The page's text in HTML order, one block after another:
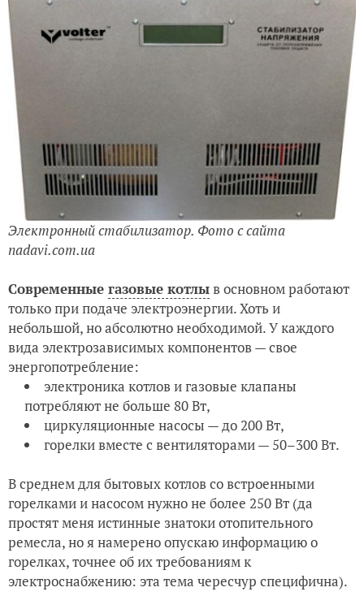
Электронный стабилизатор. Фото с сайта
nadavi.com.ua
Современные газовые котлыв основном работают
только при подаче электроэнергии. Хоть и
небольшой, но абсолютно необходимой. У каждого
вида электрозависимых компонентов — свое
энергопотребление:
электроника котлов и газовые клапаны
потребляют не больше 80 Вт,
циркуляционные насосы — до 200 Вт,
горелки вместе с вентиляторами — 50–300 Вт.
В среднем для бытовых котлов со встроенными
горелками и насосом нужно не более 250 Вт (да
простят меня истинные знатоки отопительного
ремесла, но я намерено опускаю информацию о
горелках, точнее об их требованиям к
электроснабжению: эта тема чересчур специфична).